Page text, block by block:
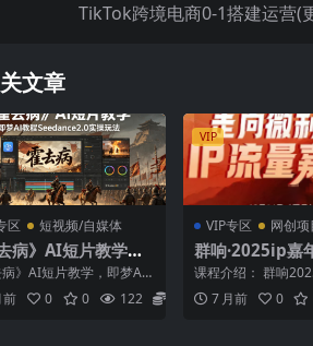
TikTok跨境电商0-1搭建运营(
文章
区 短视频/自媒体
病》AI短片教学，
教程Seedance2.0
法
病》AI短片教学，即梦AI
实操玩法 课程
...
前 0 0 122
VIP
VIP专区 网创项
群响·2025ip嘉
2月14深圳线下
课程介绍： 群响
深圳线下课（12.14
代破局：刘...
7 月前 0